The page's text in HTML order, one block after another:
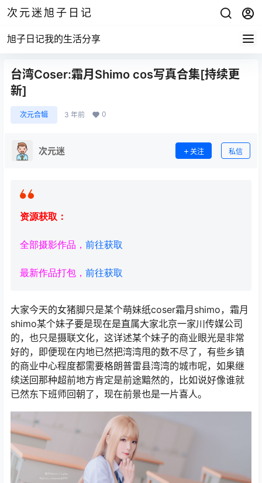
次元迷旭子日记
旭子日记我的生活分享
台湾Coser:霜月Shimo cos写真合集[持续更
新]
次元合辑 3 年前 0
次元迷 关注 私信
资源获取：
全部摄影作品， 前往获取
最新作品打包， 前往获取
大家今天的女猪脚只是某个萌妹纸coser霜月shimo，霜月
shimo某个妹子要是现在是直属大家北京一家川传媒公司
的，也只是摄联文化，这详述某个妹子的商业眼光是非常
好的，即便现在内地已然把湾湾甩的数不尽了，有些乡镇
的商业中心程度都需要格朗普雷县湾湾的城市呢，如果继
续送回那种超前地方肯定是前途黯然的，比如说好像谁就
已然东下班师回朝了，现在前景也是一片喜人。